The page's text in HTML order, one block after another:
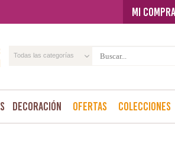
MI COMPRA
Todas las categorías
Decoración Ofertas Colecciones